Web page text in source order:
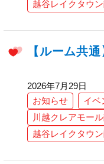
越谷レイクタウ
【ルーム共
2026年7月29日
お知らせ
イベ
川越クレアモー
越谷レイクタウ